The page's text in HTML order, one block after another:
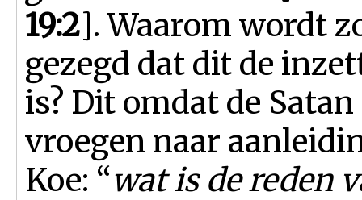
19:2]. Waarom wordt
gezegd dat dit de
is? Dit omdat de
vroegen naar
Koe: “wat is de reden